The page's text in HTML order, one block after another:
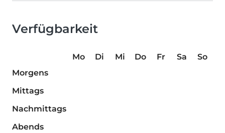
Verfügbarkeit
Mo Di Mi Do Fr Sa
So
Morgens
Mittags
Nachmittags
Abends